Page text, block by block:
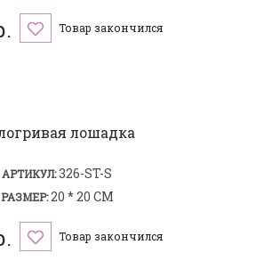
Товар закончился
лошадка
АРТИКУЛ:326-ST-S
РАЗМЕР:20 * 20 СМ
Товар закончился